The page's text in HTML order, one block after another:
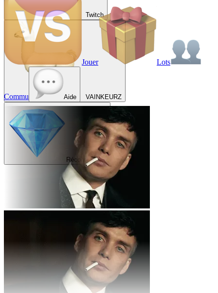
Twitch
VAINKEURZ
Récompenses
Jouer Lots
Commu Aide